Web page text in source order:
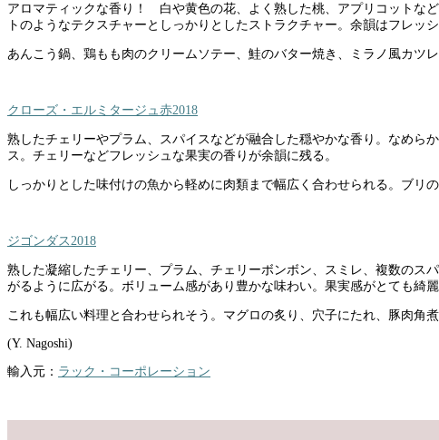
アロマティックな香り！ 白や黄色の花、よく熟した桃、アプリコットな
トのようなテクスチャーとしっかりとしたストラクチャー。余韻はフレッ
あんこう鍋、鶏もも肉のクリームソテー、鮭のバター焼き、ミラノ風カツ
クローズ・エルミタージュ赤2018
熟したチェリーやプラム、スパイスなどが融合した穏やかな香り。なめら
ス。チェリーなどフレッシュな果実の香りが余韻に残る。
しっかりとした味付けの魚から軽めに肉類まで幅広く合わせられる。ブリ
ジゴンダス2018
熟した凝縮したチェリー、プラム、チェリーボンボン、スミレ、複数のス
がるように広がる。ボリューム感があり豊かな味わい。果実感がとても綺
これも幅広い料理と合わせられそう。マグロの炙り、穴子にたれ、豚肉角
(Y. Nagoshi)
輸入元： ラック・コーポレーション